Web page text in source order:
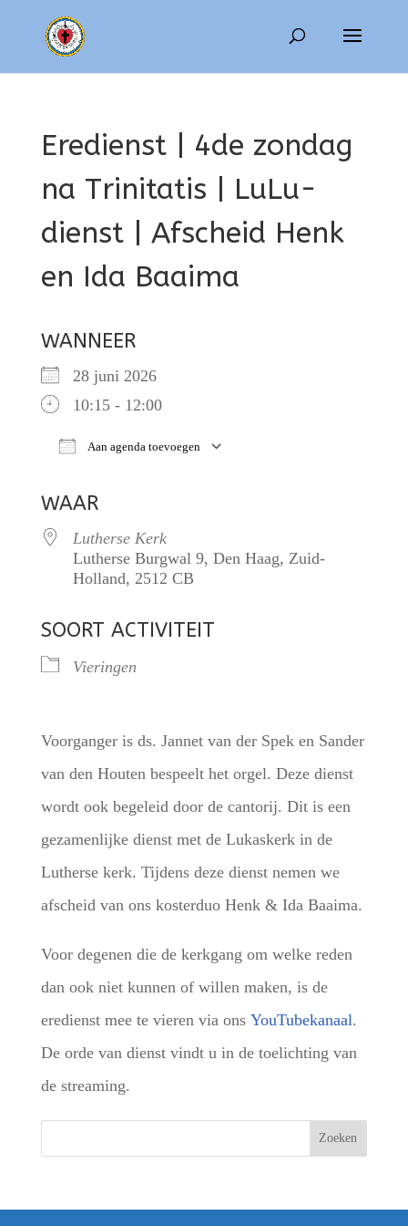
Eredienst | 4de zondag
na Trinitatis | LuLu-
dienst | Afscheid Henk
en Ida Baaima
WANNEER
28 juni 2026
10:15 - 12:00
Aan agenda toevoegen
WAAR
Lutherse Kerk
Lutherse Burgwal 9, Den Haag, Zuid-
Holland, 2512 CB
SOORT ACTIVITEIT
Vieringen
Voorganger is ds. Jannet van der Spek en Sander
van den Houten bespeelt het orgel. Deze dienst
wordt ook begeleid door de cantorij. Dit is een
gezamenlijke dienst met de Lukaskerk in de
Lutherse kerk. Tijdens deze dienst nemen we
afscheid van ons kosterduo Henk & Ida Baaima.
Voor degenen die de kerkgang om welke reden
dan ook niet kunnen of willen maken, is de
eredienst mee te vieren via ons YouTubekanaal.
De orde van dienst vindt u in de toelichting van
de streaming.